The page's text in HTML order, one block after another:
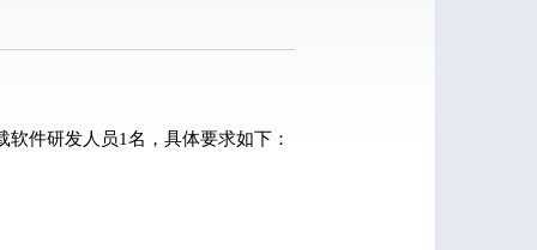
件研发人员1名，具体要求如下：